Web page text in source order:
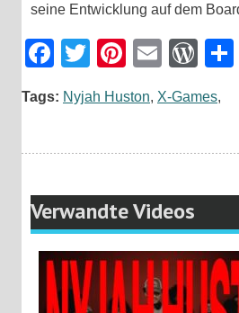
seine Entwicklung auf dem
Facebook
TwitterPinterest
Email
Tags: Nyjah Huston, X-Games,
Verwandte Videos